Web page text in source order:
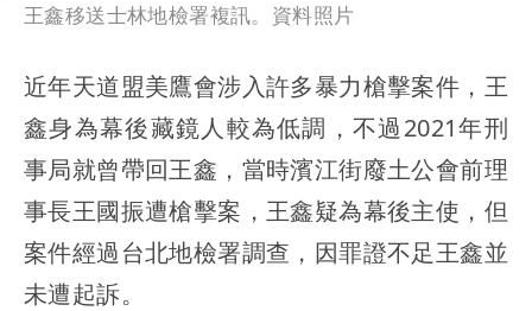
王鑫移送士林地檢署複訊。資料照片
近年天道盟美鷹會涉入許多暴力槍擊案件，王
鑫身為幕後藏鏡人較為低調，不過2021年刑
事局就曾帶回王鑫，當時濱江街廢土公會前理
事長王國振遭槍擊案，王鑫疑為幕後主使，但
案件經過台北地檢署調查，因罪證不足王鑫並
未遭起訴。